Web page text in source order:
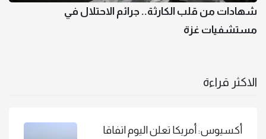
شهادات من قلب الكارثة.. جرائم الاحتلال في
مستشفيات غزة
الاكثر قراءة
أكسيوس: أمريكا تعلن اليوم اتفاقا